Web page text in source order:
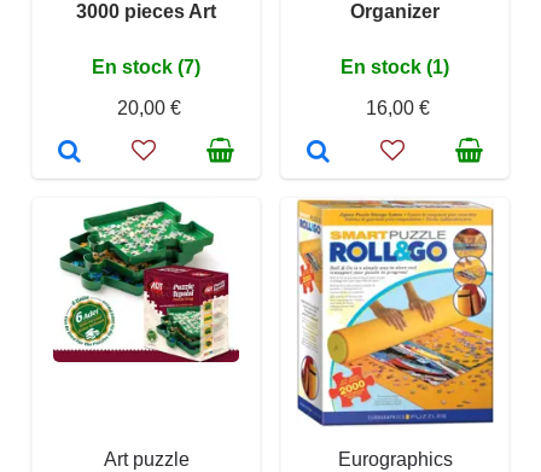
3000 pieces Art
En stock (7)
20,00 €
Organizer
En stock (1)
16,00 €
Art puzzle
Eurographics